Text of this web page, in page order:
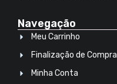
Navegação
Meu Carrinho
Finalização de Compra
Minha Conta